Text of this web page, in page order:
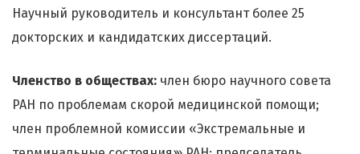
Научный руководитель и консультант более 25
докторских и кандидатских диссертаций.
Членство в обществах: член бюро научного совета
РАН по проблемам скорой медицинской помощи;
член проблемной комиссии «Экстремальные и